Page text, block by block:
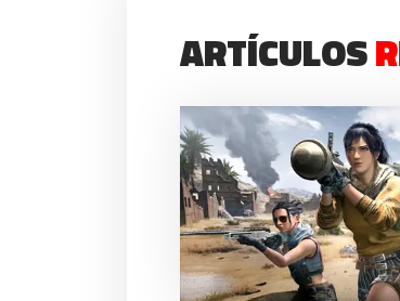
ARTÍCULOS